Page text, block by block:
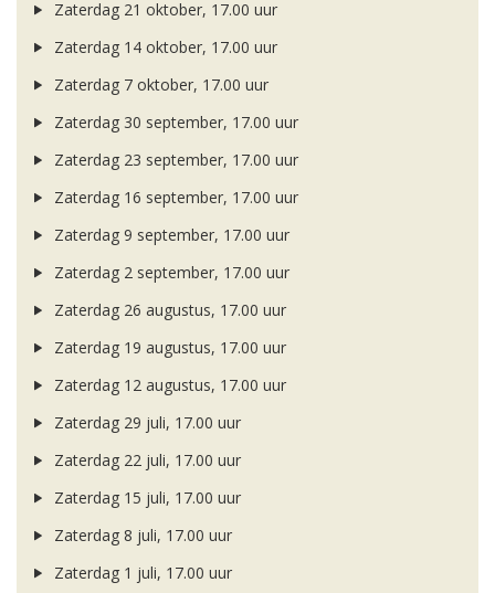
Zaterdag 21 oktober, 17.00 uur
Zaterdag 14 oktober, 17.00 uur
Zaterdag 7 oktober, 17.00 uur
Zaterdag 30 september, 17.00 uur
Zaterdag 23 september, 17.00 uur
Zaterdag 16 september, 17.00 uur
Zaterdag 9 september, 17.00 uur
Zaterdag 2 september, 17.00 uur
Zaterdag 26 augustus, 17.00 uur
Zaterdag 19 augustus, 17.00 uur
Zaterdag 12 augustus, 17.00 uur
Zaterdag 29 juli, 17.00 uur
Zaterdag 22 juli, 17.00 uur
Zaterdag 15 juli, 17.00 uur
Zaterdag 8 juli, 17.00 uur
Zaterdag 1 juli, 17.00 uur